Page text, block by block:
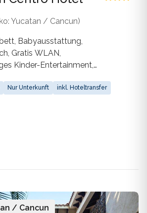
Yucatan / Cancun)
Babyausstattung,
Gratis WLAN,
Kinder-Entertainment,
Outdoorpool, Parkplatz,
Restaurant, WLAN
Nur Unterkunft inkl. Hoteltransfer
/ Cancun